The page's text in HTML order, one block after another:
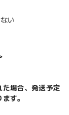
い
た場合、発送予定
す。